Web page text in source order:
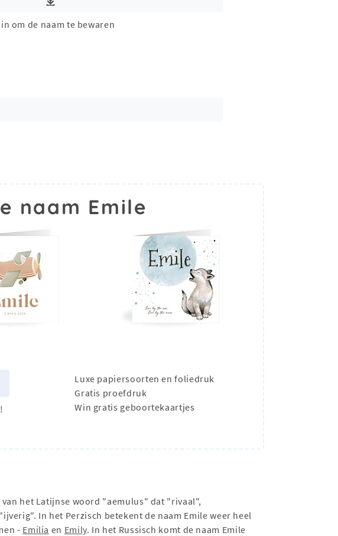
om de naam te bewaren
naam Emile
Luxe papiersoorten en foliedruk
Gratis proefdruk
Win gratis geboortekaartjes
het Latijnse woord "aemulus" dat "rivaal",
In het Perzisch betekent de naam Emile weer heel
- Emilia en Emily. In het Russisch komt de naam Emile